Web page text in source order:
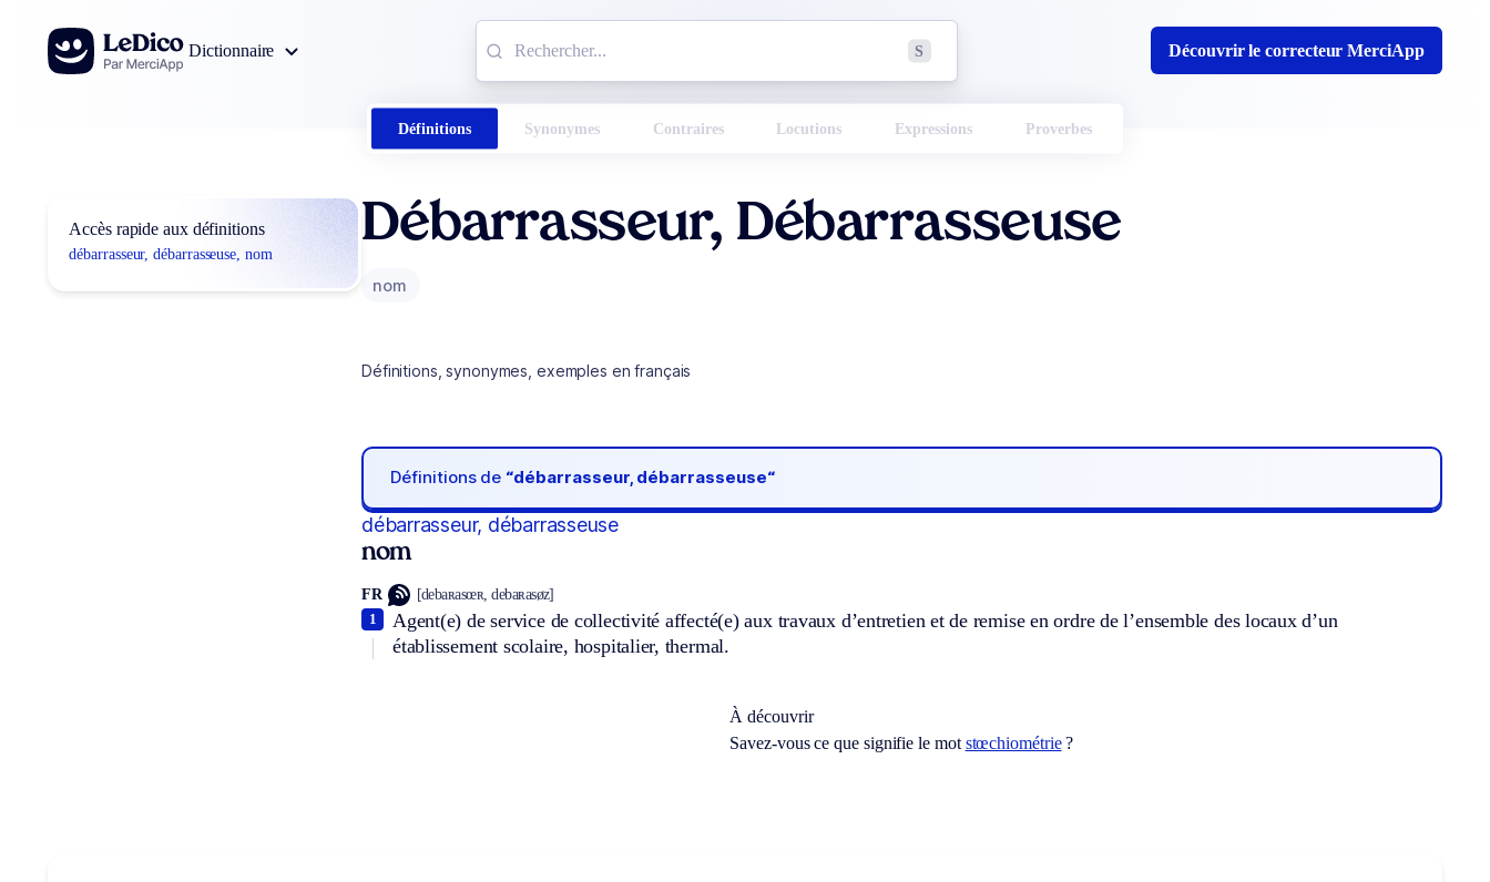
Aller au contenu
Dictionnaire
S Découvrir le correcteur MerciApp
Définitions Synonymes Contraires Locutions Expressions Proverbes
Accès rapide aux définitions
débarrasseur, débarrasseuse, nom
Débarrasseur, Débarrasseuse
nom
Définitions, synonymes, exemples en français
Définitions de “débarrasseur, débarrasseuse“
débarrasseur, débarrasseuse
nom
FR [debaʀasœʀ, debaʀasøz]
Agent(e) de service de collectivité affecté(e) aux travaux d’entretien et de remise en ordre de l’ensemble des locaux d’un
établissement scolaire, hospitalier, thermal.
1
À découvrir
Savez-vous ce que signifie le mot stœchiométrie?